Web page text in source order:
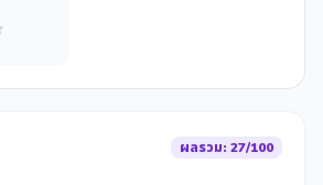
ผลรวม: 27/100